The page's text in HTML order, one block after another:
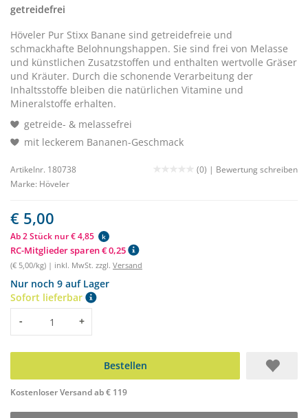
getreidefrei
Höveler Pur Stixx Banane sind getreidefreie und
schmackhafte Belohnungshappen. Sie sind frei von Melasse
und künstlichen Zusatzstoffen und enthalten wertvolle Gräser
und Kräuter. Durch die schonende Verarbeitung der
Inhaltsstoffe bleiben die natürlichen Vitamine und
Mineralstoffe erhalten.
getreide- & melassefrei
mit leckerem Bananen-Geschmack
Artikelnr. 180738 (0) | Bewertung schreiben
Marke: Höveler
€ 5,00
Ab 2 Stück nur € 4,85 k
RC-Mitglieder sparen € 0,25
(€ 5,00/kg) | inkl. MwSt. zzgl. Versand
Nur noch 9 auf Lager
Sofort lieferbar
Menge
- +
Bestellen
Kostenloser Versand ab € 119